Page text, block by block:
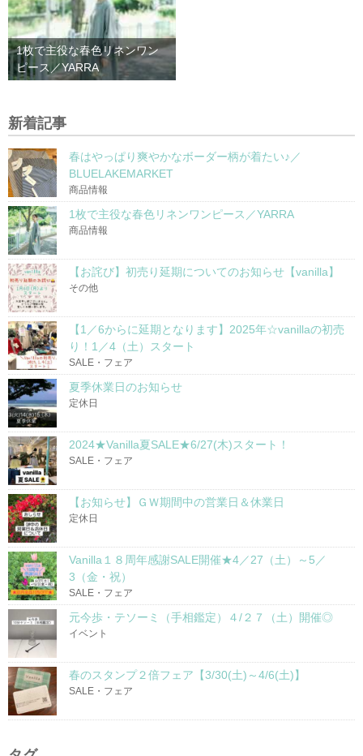
1枚で主役な春色リネンワン
ピース／YARRA
新着記事
春はやっぱり爽やかなボーダー柄が着たい♪／
BLUELAKEMARKET
商品情報
1枚で主役な春色リネンワンピース／YARRA
商品情報
【お詫び】初売り延期についてのお知らせ【vanilla】
その他
【1／6からに延期となります】2025年☆vanillaの初売
り！1／4（土）スタート
SALE・フェア
夏季休業日のお知らせ
定休日
2024★Vanilla夏SALE★6/27(木)スタート！
SALE・フェア
【お知らせ】ＧＷ期間中の営業日＆休業日
定休日
Vanilla１８周年感謝SALE開催★4／27（土）～5／
3（金・祝）
SALE・フェア
元今歩・テソーミ（手相鑑定）４/２７（土）開催◎
イベント
春のスタンプ２倍フェア【3/30(土)～4/6(土)】
SALE・フェア